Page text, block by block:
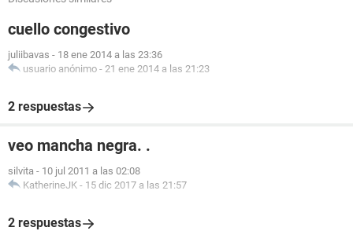
cuello congestivo
juliibavas - 18 ene 2014 a las 23:36
usuario anónimo - 21 ene 2014 a las 21:23
2 respuestas
veo mancha negra. .
silvita - 10 jul 2011 a las 02:08
KatherineJK - 15 dic 2017 a las 21:57
2 respuestas